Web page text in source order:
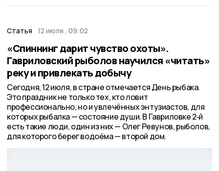
Статья 12 июля , 09:02
«Спиннинг дарит чувство охоты».
Гавриловский рыболов научился «читать»
реку и привлекать добычу
Сегодня, 12 июля, в стране отмечается День рыбака.
Это праздник не только тех, кто ловит
профессионально, но и увлечённых энтузиастов, для
которых рыбалка — состояние души. В Гавриловке 2‑й
есть такие люди, один из них — Олег Ревунов, рыболов,
для которого берег водоёма — второй дом.